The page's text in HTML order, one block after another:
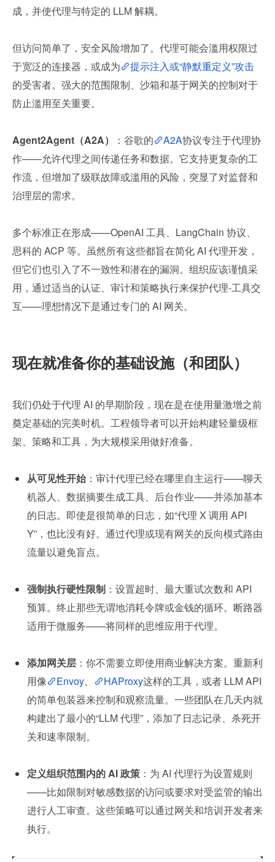
成，并使代理与特定的 LLM 解耦。
但访问简单了，安全风险增加了。代理可能会滥用权限过
于宽泛的连接器，或成为
提示注入或“静默重定义”攻击
的受害者。强大的范围限制、沙箱和基于网关的控制对于
防止滥用至关重要。
Agent2Agent（A2A） ：谷歌的 A2A协议专注于代理协
作——允许代理之间传递任务和数据。它支持更复杂的工
作流，但增加了级联故障或滥用的风险，突显了对监督和
治理层的需求。
多个标准正在形成——OpenAI 工具、LangChain 协议、
思科的 ACP 等。虽然所有这些都旨在简化 AI 代理开发，
但它们也引入了不一致性和潜在的漏洞。组织应该谨慎采
用，通过适当的认证、审计和策略执行来保护代理-工具交
互——理想情况下是通过专门的 AI 网关。
现在就准备你的基础设施（和团队）
我们仍处于代理 AI 的早期阶段，现在是在使用量激增之前
奠定基础的完美时机。工程领导者可以开始构建轻量级框
架、策略和工具，为大规模采用做好准备。
从可见性开始：审计代理已经在哪里自主运行——聊天
机器人、数据摘要生成工具、后台作业——并添加基本
的日志。即使是很简单的日志，如“代理 X 调用 API
Y”，也比没有好。通过代理或现有网关的反向模式路由
流量以避免盲点。
强制执行硬性限制 ：设置超时、最大重试次数和 API
预算。终止那些无谓地消耗令牌或金钱的循环。断路器
适用于微服务——将同样的思维应用于代理。
添加网关层 ：你不需要立即使用商业解决方案。重新利
用像
Envoy HAProxy这样的工具，或者 LLM API
的简单包装器来控制和观察流量。一些团队在几天内就
构建出了最小的“LLM 代理”，添加了日志记录、杀死开
关和速率限制。
定义组织范围内的 AI 政策 ：为 AI 代理行为设置规则
——比如限制对敏感数据的访问或要求对受监管的输出
进行人工审查。这些策略可以通过网关和培训开发者来
执行。